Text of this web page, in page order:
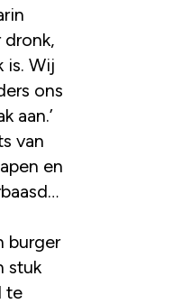
is. Wij
ons
aan.’
van
en
burger
stuk
te